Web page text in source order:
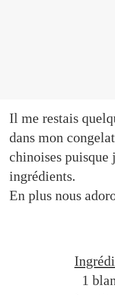
Il me restais
dans mon
chinoises puisque
ingrédients.
En plus nous
1